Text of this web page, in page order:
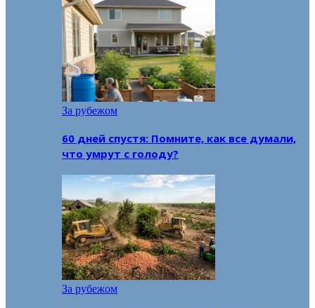
За рубежом
60 дней спустя: Помните, как все думали,
что умрут с голоду?
За рубежом